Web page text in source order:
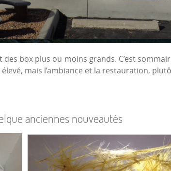
box plus ou moins grands. C’est
mais l’ambiance et la restauration,
anciennes nouveautés